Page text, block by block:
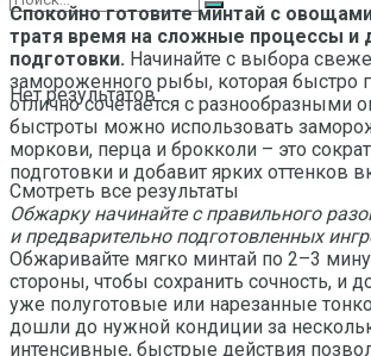
Нет результатов
Смотреть все результаты
Спокойно готовите минтай с
тратя время на сложные процессы и
подготовки. Начинайте с выбора
замороженного рыбы, которая быстро
отлично сочетается с разнообразными
быстроты можно использовать
моркови, перца и брокколи – это
подготовки и добавит ярких оттенков
Обжарку начинайте с правильного
и предварительно подготовленных
Обжаривайте мягко минтай по 2–3
стороны, чтобы сохранить сочность, и
уже полуготовые или нарезанные
дошли до нужной кондиции за
интенсивные, быстрые действия